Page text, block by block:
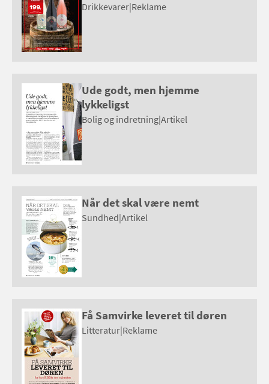
Drikkevarer|Reklame
Ude godt, men hjemme
lykkeligst
Bolig og indretning|Artikel
Når det skal være nemt
Sundhed|Artikel
Få Samvirke leveret til døren
Litteratur|Reklame